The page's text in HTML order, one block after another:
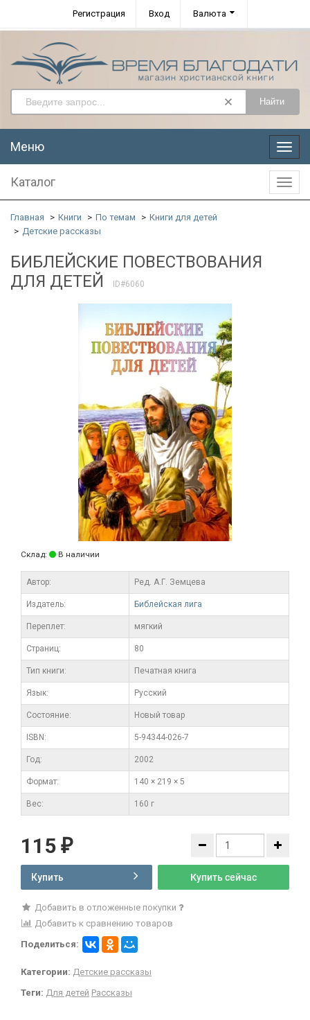
Регистрация Вход Валюта
Найти
Меню
Меню
Каталог
Главная Книги По темам
Книги для детей
Детские рассказы
БИБЛЕЙСКИЕ ПОВЕСТВОВАНИЯ
ДЛЯ ДЕТЕЙ
ID#6060
Склад: В наличии
Автор: Ред. А.Г. Земцева
Издатель: Библейская лига
Переплет: мягкий
Cтраниц: 80
Тип книги: Печатная книга
Язык: Русский
Состояние: Новый товар
ISBN: 5-94344-026-7
Год: 2002
Формат: 140 × 219 × 5
Вес: 160 г
115 ₽
Купить Купить сейчас
Добавить в отложенные покупки
Добавить к сравнению товаров
Поделиться:
Категории: Детские рассказы
Теги: Для детей Рассказы